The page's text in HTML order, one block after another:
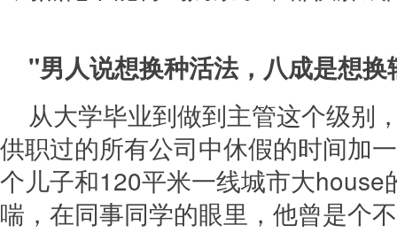
"男人说想换种活法，八成是想
从大学毕业到做到主管这个级别
供职过的所有公司中休假的时间加
个儿子和120平米一线城市大house
喘，在同事同学的眼里，他曾是个